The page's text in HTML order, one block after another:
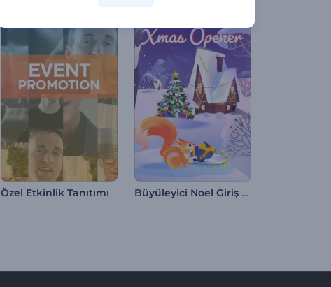
Özel Etkinlik Tanıtımı Büyüleyici Noel Giriş Videosu